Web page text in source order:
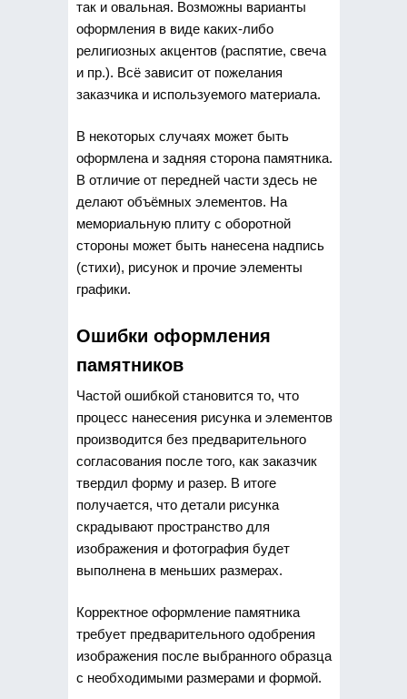
так и овальная. Возможны варианты
оформления в виде каких-либо
религиозных акцентов (распятие, свеча
и пр.). Всё зависит от пожелания
заказчика и используемого материала.
В некоторых случаях может быть
оформлена и задняя сторона памятника.
В отличие от передней части здесь не
делают объёмных элементов. На
мемориальную плиту с оборотной
стороны может быть нанесена надпись
(стихи), рисунок и прочие элементы
графики.
Ошибки оформления
памятников
Частой ошибкой становится то, что
процесс нанесения рисунка и элементов
производится без предварительного
согласования после того, как заказчик
твердил форму и разер. В итоге
получается, что детали рисунка
скрадывают пространство для
изображения и фотография будет
выполнена в меньших размерах.
Корректное оформление памятника
требует предварительного одобрения
изображения после выбранного образца
с необходимыми размерами и формой.